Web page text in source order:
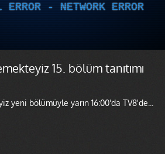
- NETWORK ERROR
15. bölüm tanıtımı
yeni bölümüyle yarın 16:00'da TV8'de...